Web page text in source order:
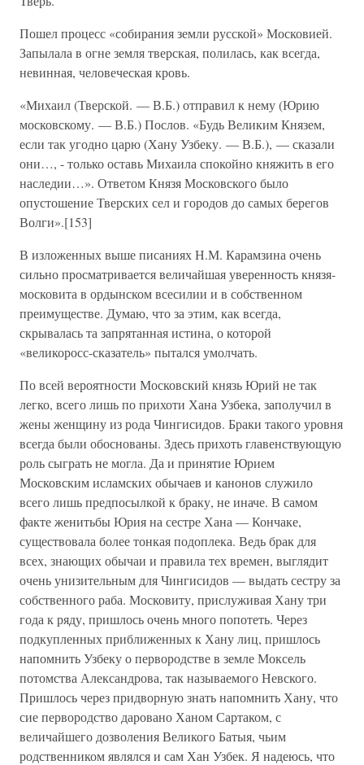
Пошел процесс «собирания земли русской» Московией.
Запылала в огне земля тверская, полилась, как всегда,
невинная, человеческая кровь.
«Михаил (Тверской. — В.Б.) отправил к нему (Юрию
московскому. — В.Б.) Послов. «Будь Великим Князем,
если так угодно царю (Хану Узбеку. — В.Б.), — сказали
они…, - только оставь Михаила спокойно княжить в его
наследии…». Ответом Князя Московского было
опустошение Тверских сел и городов до самых берегов
Волги».[153]
В изложенных выше писаниях Н.М. Карамзина очень
сильно просматривается величайшая уверенность князя-
московита в ордынском всесилии и в собственном
преимуществе. Думаю, что за этим, как всегда,
скрывалась та запрятанная истина, о которой
«великоросс-сказатель» пытался умолчать.
По всей вероятности Московский князь Юрий не так
легко, всего лишь по прихоти Хана Узбека, заполучил в
жены женщину из рода Чингисидов. Браки такого уровня
всегда были обоснованы. Здесь прихоть главенствующую
роль сыграть не могла. Да и принятие Юрием
Московским исламских обычаев и канонов служило
всего лишь предпосылкой к браку, не иначе. В самом
факте женитьбы Юрия на сестре Хана — Кончаке,
существовала более тонкая подоплека. Ведь брак для
всех, знающих обычаи и правила тех времен, выглядит
очень унизительным для Чингисидов — выдать сестру за
собственного раба. Московиту, прислуживая Хану три
года к ряду, пришлось очень много попотеть. Через
подкупленных приближенных к Хану лиц, пришлось
напомнить Узбеку о первородстве в земле Моксель
потомства Александрова, так называемого Невского.
Пришлось через придворную знать напомнить Хану, что
сие первородство даровано Ханом Сартаком, с
величайшего дозволения Великого Батыя, чьим
родственником являлся и сам Хан Узбек. Я надеюсь, что